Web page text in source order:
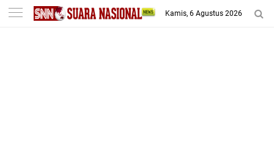
-->
Kamis, 6 Agustus 2026